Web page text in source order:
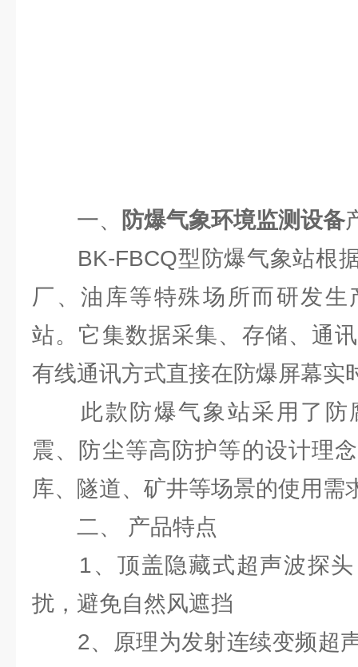
一、 防爆气象环境监测设备
BK-FBCQ型防爆气象站根据
厂、油库等特殊场所而研发
站。它集数据采集、存储、通
有线通讯方式直接在防爆屏幕实
此款防爆气象站采用了防
震、防尘等高防护等的设计理
库、隧道、矿井等场景的使用需
二、 产品特点
1、顶盖隐藏式超声波探头
扰，避免自然风遮挡
2、原理为发射连续变频超